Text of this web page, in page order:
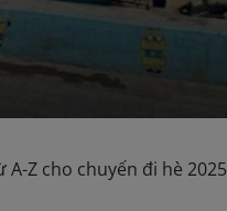
A-Z cho chuyến đi hè 2025